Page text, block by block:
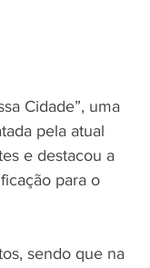
Cidade”, uma
pela atual
e destacou a
para o
sendo que na